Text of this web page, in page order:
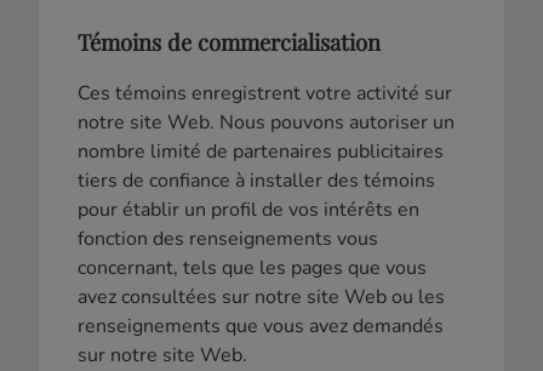
Témoins de commercialisation
Ces témoins enregistrent votre activité sur
notre site Web. Nous pouvons autoriser un
nombre limité de partenaires publicitaires
tiers de confiance à installer des témoins
pour établir un profil de vos intérêts en
fonction des renseignements vous
concernant, tels que les pages que vous
avez consultées sur notre site Web ou les
renseignements que vous avez demandés
sur notre site Web.